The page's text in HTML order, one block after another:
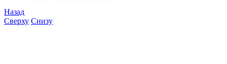
Назад
Сверху Снизу